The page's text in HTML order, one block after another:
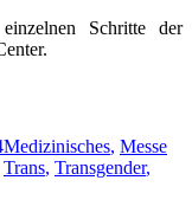
Schritte der
Kategorien
Medizinisches, Messe
Trans, Transgender,